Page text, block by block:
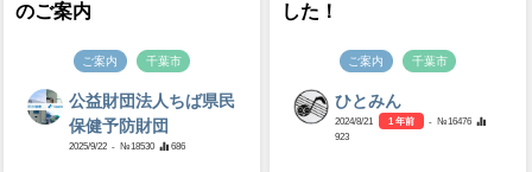
のご案内
ご案内 千葉市
公益財団法人ちば県民
保健予防財団
2025/9/22 - №18530 686
した！
ご案内 千葉市
ひとみん
2024/8/21 1 年前
- №16476
923